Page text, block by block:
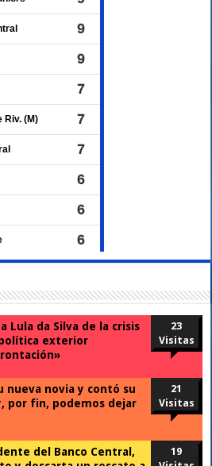
Lula da Silva de la crisis
exterior
23
Visitas
nueva novia y contó su
por fin, podemos dejar
21
Visitas
del Banco Central,
19